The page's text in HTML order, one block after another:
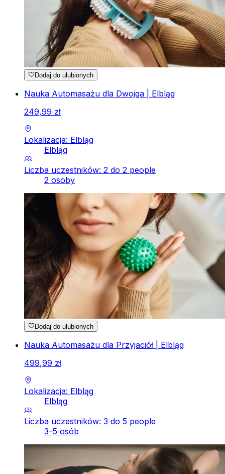
Dodaj do ulubionych
Nauka Automasażu dla Dwojga | Elbląg
249,99 zł
Lokalizacja: Elbląg
Elbląg
Liczba uczestników: 2 do 2 people
2 osoby
Dodaj do ulubionych
Nauka Automasażu dla Przyjaciół | Elbląg
499,99 zł
Lokalizacja: Elbląg
Elbląg
Liczba uczestników: 3 do 5 people
3–5 osób